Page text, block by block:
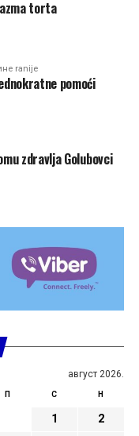
torta
ranije
pomoći
zdravlja Golubovci
август 2026.
П С Н
1
2